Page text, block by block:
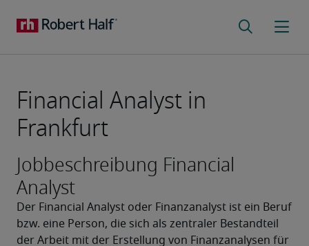
Financial Analyst in
Frankfurt
Jobbeschreibung Financial
Analyst
Der Financial Analyst oder Finanzanalyst ist ein Beruf
bzw. eine Person, die sich als zentraler Bestandteil
der Arbeit mit der Erstellung von Finanzanalysen für